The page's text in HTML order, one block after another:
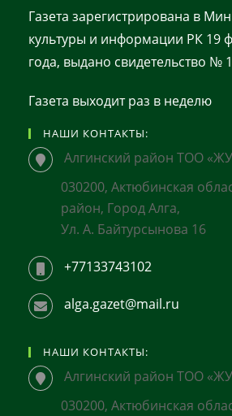
Газета зарегистрирована в
культуры и информации РК 19
года, выдано свидетельство №
Газета выходит раз в неделю
НАШИ КОНТАКТЫ:
Алгинский район ТОО
030200, Актюбинская
район, Город Алга,
Ул. А. Байтурсынова 16
+77133743102
alga.gazet@mail.ru
НАШИ КОНТАКТЫ:
Алгинский район ТОО
030200, Актюбинская